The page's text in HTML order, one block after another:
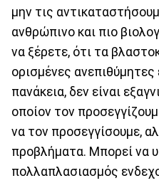
μην τις
ανθρώπινο και πιο
να ξέρετε, ότι τα
ορισμένες ανεπιθύμητες
πανάκεια, δεν είναι
οποίον τον
να τον προσεγγίσουμε,
προβλήματα. Μπορεί να
πολλαπλασιασμός